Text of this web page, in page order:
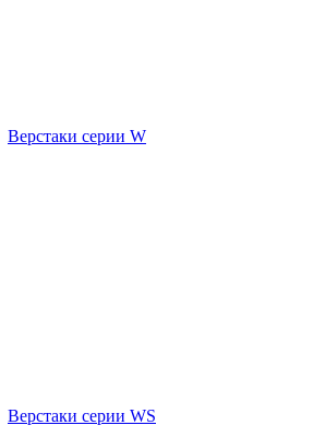
Верстаки серии W
Верстаки серии WS